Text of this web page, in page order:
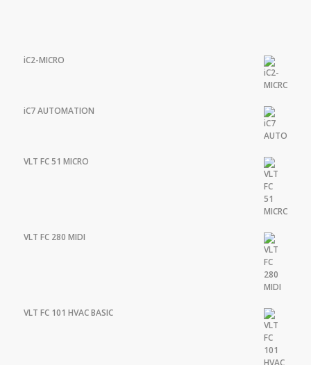
iC2-MICRO
iC7 AUTOMATION
VLT FC 51 MICRO
VLT FC 280 MIDI
VLT FC 101 HVAC BASIC